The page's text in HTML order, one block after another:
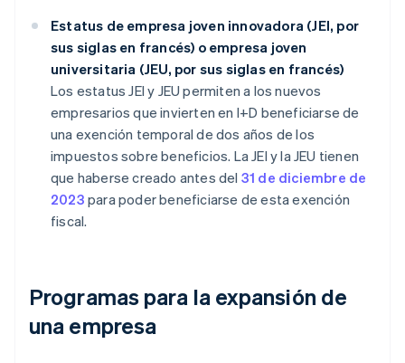
Estatus de empresa joven innovadora (JEI, por
sus siglas en francés) o empresa joven
universitaria (JEU, por sus siglas en francés)
Los estatus JEI y JEU permiten a los nuevos
empresarios que invierten en I+D beneficiarse de
una exención temporal de dos años de los
impuestos sobre beneficios. La JEI y la JEU tienen
que haberse creado antes del 31 de diciembre de
2023 para poder beneficiarse de esta exención
fiscal.
Programas para la expansión de
una empresa